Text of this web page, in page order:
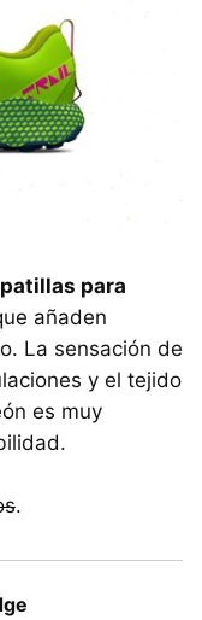
para
añaden
La sensación de
y el tejido
es muy
.